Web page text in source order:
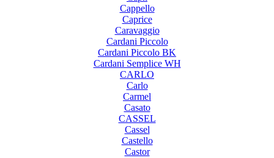
Cappello
Caprice
Caravaggio
Cardani Piccolo
Cardani Piccolo BK
Cardani Semplice WH
CARLO
Carlo
Carmel
Casato
CASSEL
Cassel
Castello
Castor